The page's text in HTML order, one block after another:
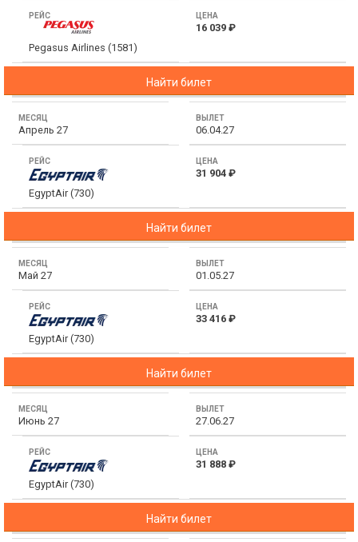
Pegasus Airlines (1581)
16 039 ₽
Найти билет
Апрель 27 06.04.27
EgyptAir (730)
31 904 ₽
Найти билет
Май 27 01.05.27
EgyptAir (730)
33 416 ₽
Найти билет
Июнь 27 27.06.27
EgyptAir (730)
31 888 ₽
Найти билет